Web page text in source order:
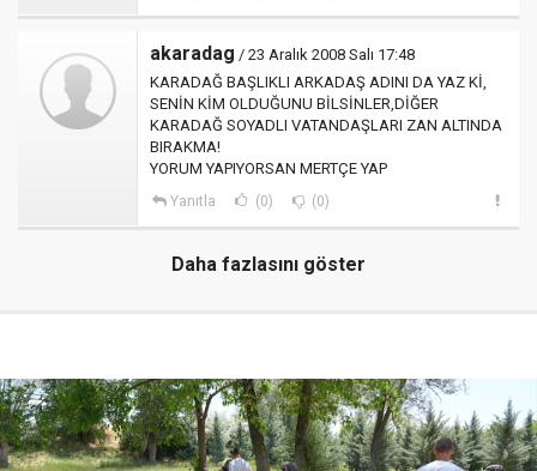
akaradag / 23 Aralık 2008 Salı 17:48
KARADAĞ BAŞLIKLI ARKADAŞ ADINI DA YAZ Kİ,
SENİN KİM OLDUĞUNU BİLSİNLER,DİĞER
KARADAĞ SOYADLI VATANDAŞLARI ZAN ALTINDA
BIRAKMA!
YORUM YAPIYORSAN MERTÇE YAP
Yanıtla (0) (0)
Daha fazlasını göster